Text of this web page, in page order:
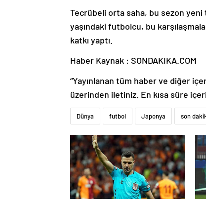
Tecrübeli orta saha, bu sezon yeni
yaşındaki futbolcu, bu
katkı yaptı.
Haber Kaynak : SONDAKIKA.COM
“Yayınlanan tüm haber ve diğer
üzerinden iletiniz. En kısa süre
Dünya futbol Japonya son